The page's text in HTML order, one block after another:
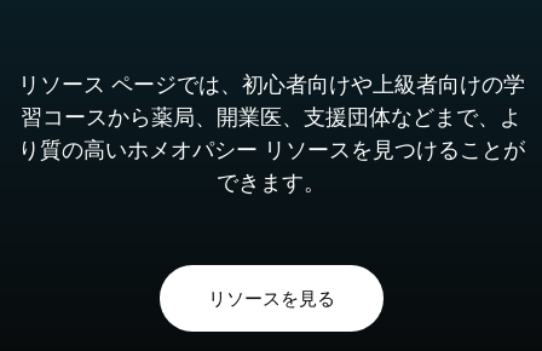
リソース ページでは、初心者向けや上級者向けの学
習コースから薬局、開業医、支援団体などまで、よ
り質の高いホメオパシー リソースを見つけることが
できます。
リソースを見る